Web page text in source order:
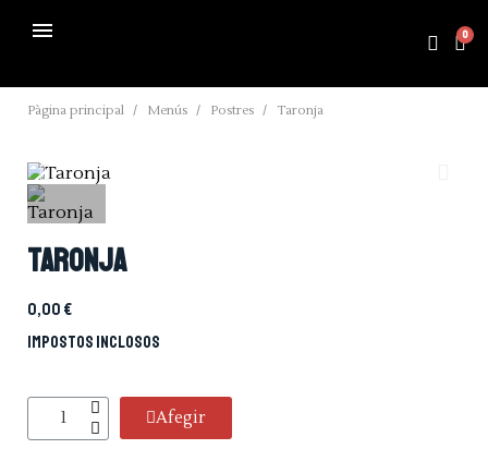
Pàgina principal Menús Postres Taronja
Taronja
0,00 €
Impostos inclosos
Afegir